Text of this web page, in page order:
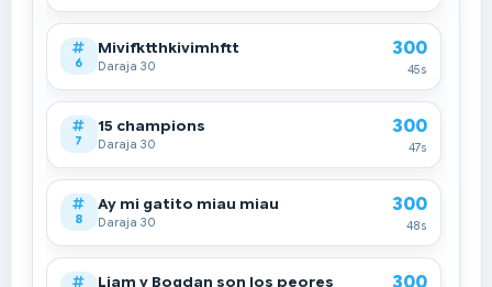
6
Mivifktthkivimhftt
Daraja 30
300
45s
7
15 champions
Daraja 30
300
47s
8
Ay mi gatito miau miau
Daraja 30
300
48s
Liam y Bogdan son los peores 300